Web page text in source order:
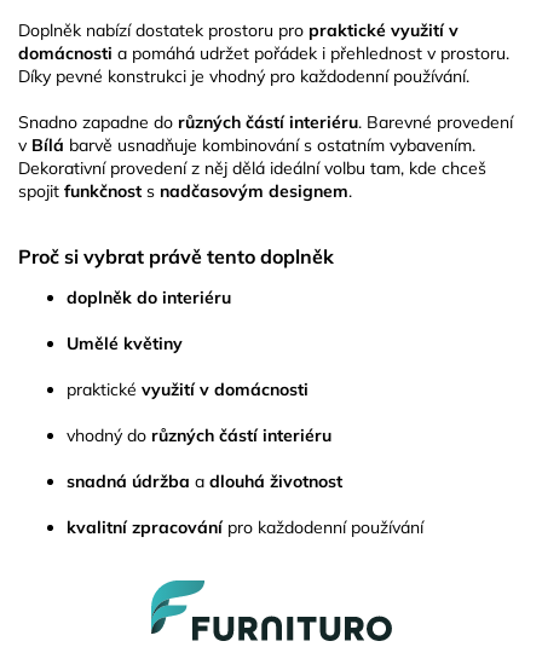
Doplněk nabízí dostatek prostoru pro praktické využití v
domácnosti a pomáhá udržet pořádek i přehlednost v prostoru.
Díky pevné konstrukci je vhodný pro každodenní používání.
Snadno zapadne do různých částí interiéru. Barevné provedení
v Bílá barvě usnadňuje kombinování s ostatním vybavením.
Dekorativní provedení z něj dělá ideální volbu tam, kde chceš
spojit funkčnost s nadčasovým designem.
Proč si vybrat právě tento doplněk
doplněk do interiéru
Umělé květiny
praktické využití v domácnosti
vhodný do různých částí interiéru
snadná údržba a dlouhá životnost
kvalitní zpracovánípro každodenní používání